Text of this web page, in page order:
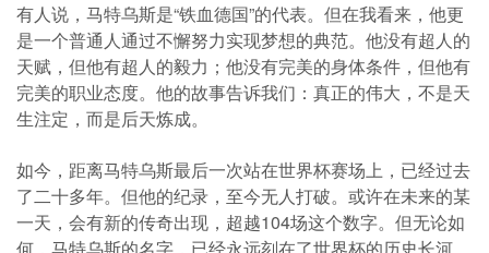
有人说，马特乌斯是“铁血德国”的代表。但在我看来，他更
是一个普通人通过不懈努力实现梦想的典范。他没有超人的
天赋，但他有超人的毅力；他没有完美的身体条件，但他有
完美的职业态度。他的故事告诉我们：真正的伟大，不是天
生注定，而是后天炼成。
如今，距离马特乌斯最后一次站在世界杯赛场上，已经过去
了二十多年。但他的纪录，至今无人打破。或许在未来的某
一天，会有新的传奇出现，超越104场这个数字。但无论如